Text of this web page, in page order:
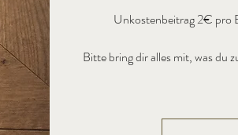
Unkostenbeitrag 2€ pro
Bitte bring dir alles mit, was du